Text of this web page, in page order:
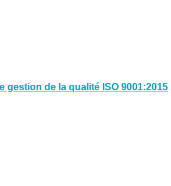
gestion de la qualité ISO 9001:2015